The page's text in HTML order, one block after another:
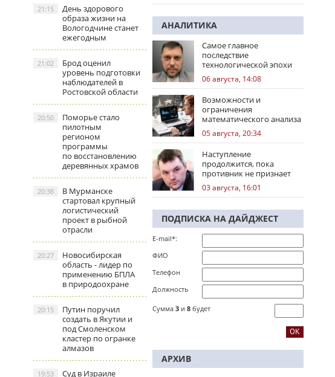
День здорового
образа жизни на
Вологодчине станет
ежегодным
21:15
Брод оценил
уровень подготовки
наблюдателей в
Ростовской области
21:02
Поморье стало
пилотным
регионом
программы
по восстановлению
деревянных храмов
20:50
В Мурманске
стартовал крупный
логистический
проект в рыбной
отрасли
20:38
Новосибирская
область - лидер по
применению БПЛА
в природоохране
20:27
Путин поручил
создать в Якутии и
под Смоленском
кластер по огранке
алмазов
20:15
Суд в Израиле
19:53
АНАЛИТИКА
Самое главное
последствие
технологической эпохи
06 августа, 14:08
Возможности и
ограничения
математического анализа
избирательных кампаний
05 августа, 20:34
Наступление
продолжится, пока
противник не признает
стратегическое
поражение
03 августа, 16:01
ПОДПИСКА НА ДАЙДЖЕСТ
E-mail*:
ФИО
Телефон
Должность
Сумма 3 и 8 будет
АРХИВ